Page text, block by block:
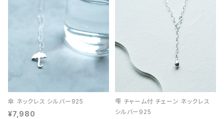
傘 ネックレス シルバー925
¥7,980
雫 チャーム付 チェーン ネックレス
シルバー925